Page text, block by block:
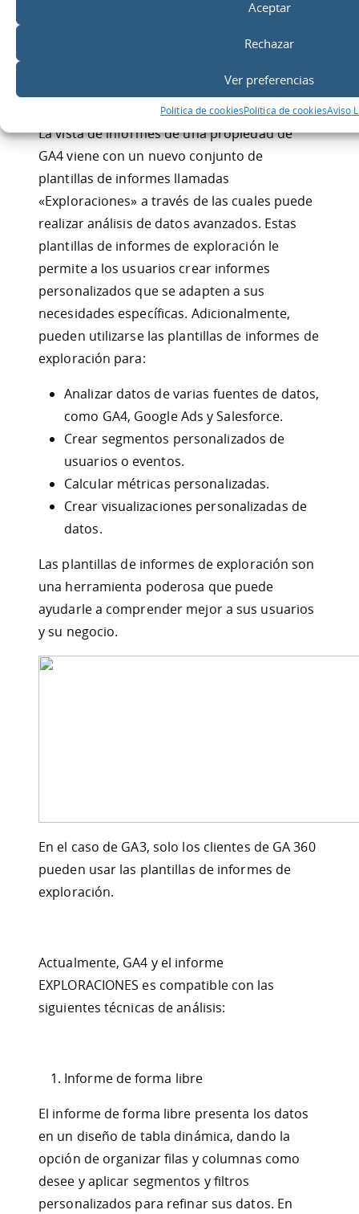
Aceptar
Rechazar
Ver preferencias
Política de cookiesPolítica de cookiesAviso
muy útil cuando desea conectar datos de GA4
#13 GA4 proporciona plantillas de
informes de exploración
La vista de informes de una propiedad de
GA4 viene con un nuevo conjunto de
plantillas de informes llamadas
«Exploraciones» a través de las cuales puede
realizar análisis de datos avanzados. Estas
plantillas de informes de exploración le
permite a los usuarios crear informes
personalizados que se adapten a sus
necesidades específicas. Adicionalmente,
pueden utilizarse las plantillas de informes de
exploración para:
Analizar datos de varias fuentes de datos,
como GA4, Google Ads y Salesforce.
Crear segmentos personalizados de
usuarios o eventos.
Calcular métricas personalizadas.
Crear visualizaciones personalizadas de
datos.
Las plantillas de informes de exploración son
una herramienta poderosa que puede
ayudarle a comprender mejor a sus usuarios
y su negocio.
En el caso de GA3, solo los clientes de GA 360
pueden usar las plantillas de informes de
exploración.
Actualmente, GA4 y el informe
EXPLORACIONES es compatible con las
siguientes técnicas de análisis:
Informe de forma libre
El informe de forma libre presenta los datos
en un diseño de tabla dinámica, dando la
opción de organizar filas y columnas como
desee y aplicar segmentos y filtros
personalizados para refinar sus datos. En